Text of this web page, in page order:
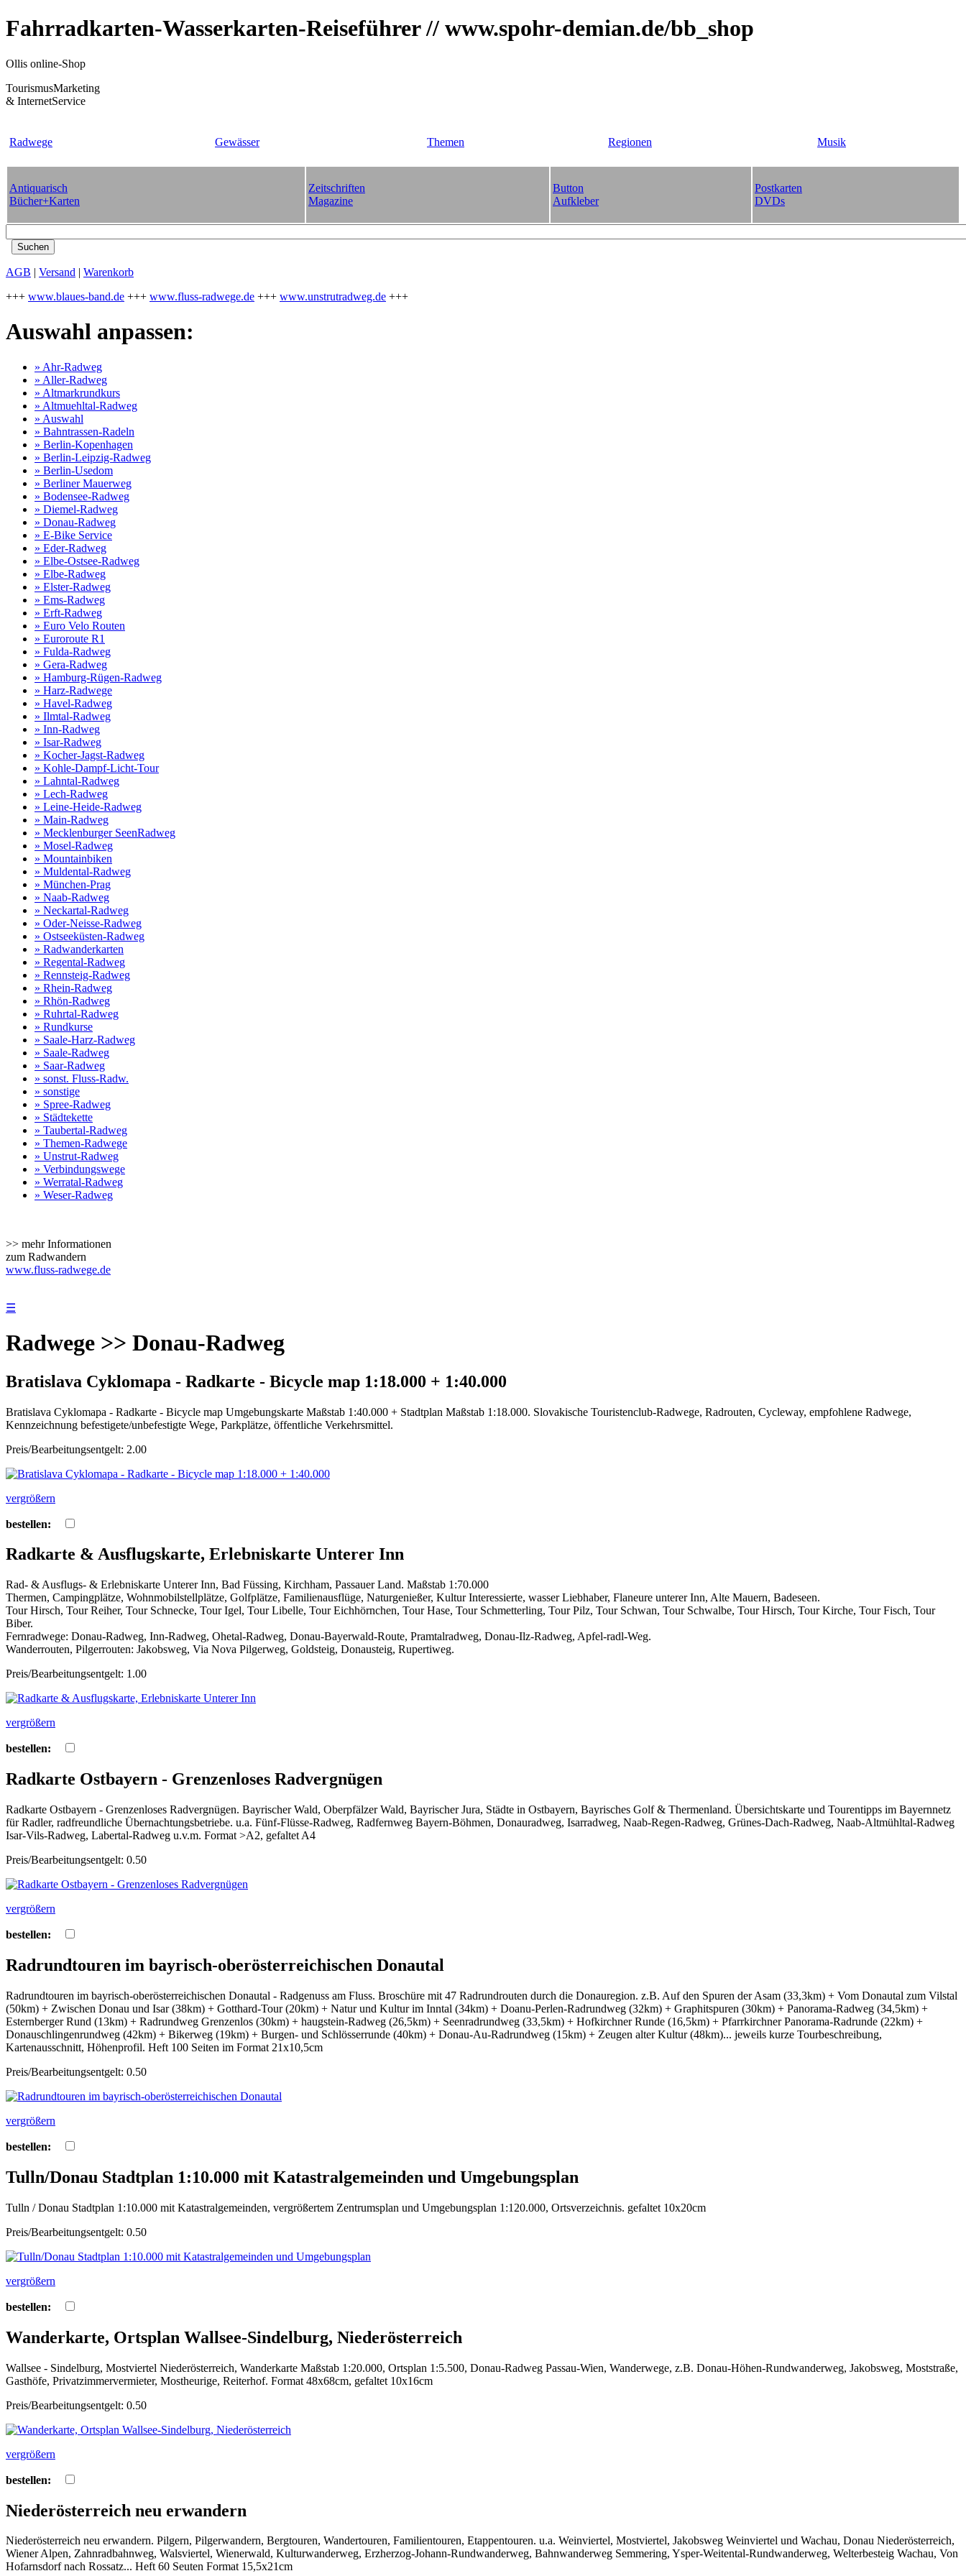
Fahrradkarten-Wasserkarten-Reiseführer // www.spohr-demian.de/bb_shop
Ollis online-Shop
TourismusMarketing
& InternetService
Radwege Gewässer Themen Regionen Musik
Antiquarisch
Bücher+Karten
Zeitschriften
Magazine
Button
Aufkleber
Postkarten
DVDs
AGB | Versand | Warenkorb
+++ www.blaues-band.de +++ www.fluss-radwege.de +++ www.unstrutradweg.de +++
Auswahl anpassen:
» Ahr-Radweg
» Aller-Radweg
» Altmarkrundkurs
» Altmuehltal-Radweg
» Auswahl
» Bahntrassen-Radeln
» Berlin-Kopenhagen
» Berlin-Leipzig-Radweg
» Berlin-Usedom
» Berliner Mauerweg
» Bodensee-Radweg
» Diemel-Radweg
» Donau-Radweg
» E-Bike Service
» Eder-Radweg
» Elbe-Ostsee-Radweg
» Elbe-Radweg
» Elster-Radweg
» Ems-Radweg
» Erft-Radweg
» Euro Velo Routen
» Euroroute R1
» Fulda-Radweg
» Gera-Radweg
» Hamburg-Rügen-Radweg
» Harz-Radwege
» Havel-Radweg
» Ilmtal-Radweg
» Inn-Radweg
» Isar-Radweg
» Kocher-Jagst-Radweg
» Kohle-Dampf-Licht-Tour
» Lahntal-Radweg
» Lech-Radweg
» Leine-Heide-Radweg
» Main-Radweg
» Mecklenburger SeenRadweg
» Mosel-Radweg
» Mountainbiken
» Muldental-Radweg
» München-Prag
» Naab-Radweg
» Neckartal-Radweg
» Oder-Neisse-Radweg
» Ostseeküsten-Radweg
» Radwanderkarten
» Regental-Radweg
» Rennsteig-Radweg
» Rhein-Radweg
» Rhön-Radweg
» Ruhrtal-Radweg
» Rundkurse
» Saale-Harz-Radweg
» Saale-Radweg
» Saar-Radweg
» sonst. Fluss-Radw.
» sonstige
» Spree-Radweg
» Städtekette
» Taubertal-Radweg
» Themen-Radwege
» Unstrut-Radweg
» Verbindungswege
» Werratal-Radweg
» Weser-Radweg
>> mehr Informationen
zum Radwandern
www.fluss-radwege.de
☰
Radwege >> Donau-Radweg
Bratislava Cyklomapa - Radkarte - Bicycle map 1:18.000 + 1:40.000
Bratislava Cyklomapa - Radkarte - Bicycle map Umgebungskarte Maßstab 1:40.000 + Stadtplan Maßstab 1:18.000. Slovakische Touristenclub-Radwege, Radrouten, Cycleway, empfohlene Radwege,
Kennzeichnung befestigete/unbefestigte Wege, Parkplätze, öffentliche Verkehrsmittel.
Preis/Bearbeitungsentgelt: 2.00
vergrößern
bestellen:
Radkarte & Ausflugskarte, Erlebniskarte Unterer Inn
Rad- & Ausflugs- & Erlebniskarte Unterer Inn, Bad Füssing, Kirchham, Passauer Land. Maßstab 1:70.000
Thermen, Campingplätze, Wohnmobilstellplätze, Golfplätze, Familienausflüge, Naturgenießer, Kultur Interessierte, wasser Liebhaber, Flaneure unterer Inn, Alte Mauern, Badeseen.
Tour Hirsch, Tour Reiher, Tour Schnecke, Tour Igel, Tour Libelle, Tour Eichhörnchen, Tour Hase, Tour Schmetterling, Tour Pilz, Tour Schwan, Tour Schwalbe, Tour Hirsch, Tour Kirche, Tour Fisch, Tour
Biber.
Fernradwege: Donau-Radweg, Inn-Radweg, Ohetal-Radweg, Donau-Bayerwald-Route, Pramtalradweg, Donau-Ilz-Radweg, Apfel-radl-Weg.
Wanderrouten, Pilgerrouten: Jakobsweg, Via Nova Pilgerweg, Goldsteig, Donausteig, Rupertiweg.
Preis/Bearbeitungsentgelt: 1.00
vergrößern
bestellen:
Radkarte Ostbayern - Grenzenloses Radvergnügen
Radkarte Ostbayern - Grenzenloses Radvergnügen. Bayrischer Wald, Oberpfälzer Wald, Bayrischer Jura, Städte in Ostbayern, Bayrisches Golf & Thermenland. Übersichtskarte und Tourentipps im Bayernnetz
für Radler, radfreundliche Übernachtungsbetriebe. u.a. Fünf-Flüsse-Radweg, Radfernweg Bayern-Böhmen, Donauradweg, Isarradweg, Naab-Regen-Radweg, Grünes-Dach-Radweg, Naab-Altmühltal-Radweg
Isar-Vils-Radweg, Labertal-Radweg u.v.m. Format >A2, gefaltet A4
Preis/Bearbeitungsentgelt: 0.50
vergrößern
bestellen:
Radrundtouren im bayrisch-oberösterreichischen Donautal
Radrundtouren im bayrisch-oberösterreichischen Donautal - Radgenuss am Fluss. Broschüre mit 47 Radrundrouten durch die Donauregion. z.B. Auf den Spuren der Asam (33,3km) + Vom Donautal zum Vilstal
(50km) + Zwischen Donau und Isar (38km) + Gotthard-Tour (20km) + Natur und Kultur im Inntal (34km) + Doanu-Perlen-Radrundweg (32km) + Graphitspuren (30km) + Panorama-Radweg (34,5km) +
Esternberger Rund (13km) + Radrundweg Grenzenlos (30km) + haugstein-Radweg (26,5km) + Seenradrundweg (33,5km) + Hofkirchner Runde (16,5km) + Pfarrkirchner Panorama-Radrunde (22km) +
Donauschlingenrundweg (42km) + Bikerweg (19km) + Burgen- und Schlösserrunde (40km) + Donau-Au-Radrundweg (15km) + Zeugen alter Kultur (48km)... jeweils kurze Tourbeschreibung,
Kartenausschnitt, Höhenprofil. Heft 100 Seiten im Format 21x10,5cm
Preis/Bearbeitungsentgelt: 0.50
vergrößern
bestellen:
Tulln/Donau Stadtplan 1:10.000 mit Katastralgemeinden und Umgebungsplan
Tulln / Donau Stadtplan 1:10.000 mit Katastralgemeinden, vergrößertem Zentrumsplan und Umgebungsplan 1:120.000, Ortsverzeichnis. gefaltet 10x20cm
Preis/Bearbeitungsentgelt: 0.50
vergrößern
bestellen:
Wanderkarte, Ortsplan Wallsee-Sindelburg, Niederösterreich
Wallsee - Sindelburg, Mostviertel Niederösterreich, Wanderkarte Maßstab 1:20.000, Ortsplan 1:5.500, Donau-Radweg Passau-Wien, Wanderwege, z.B. Donau-Höhen-Rundwanderweg, Jakobsweg, Moststraße,
Gasthöfe, Privatzimmervermieter, Mostheurige, Reiterhof. Format 48x68cm, gefaltet 10x16cm
Preis/Bearbeitungsentgelt: 0.50
vergrößern
bestellen:
Niederösterreich neu erwandern
Niederösterreich neu erwandern. Pilgern, Pilgerwandern, Bergtouren, Wandertouren, Familientouren, Etappentouren. u.a. Weinviertel, Mostviertel, Jakobsweg Weinviertel und Wachau, Donau Niederösterreich,
Wiener Alpen, Zahnradbahnweg, Walsviertel, Wienerwald, Kulturwanderweg, Erzherzog-Johann-Rundwanderweg, Bahnwanderweg Semmering, Ysper-Weitental-Rundwanderweg, Welterbesteig Wachau, Von
Hofarnsdorf nach Rossatz... Heft 60 Seuten Format 15,5x21cm